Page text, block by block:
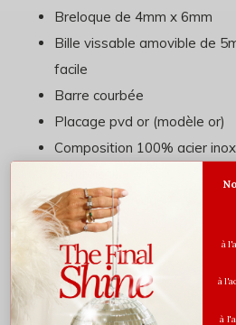
Breloque de 4mm x 6mm
Bille vissable amovible de
facile
Barre courbée
Placage pvd or (modèle or)
Composition 100% acier
Hypoallergénique
Évaluations
0/ 5
à
à
à